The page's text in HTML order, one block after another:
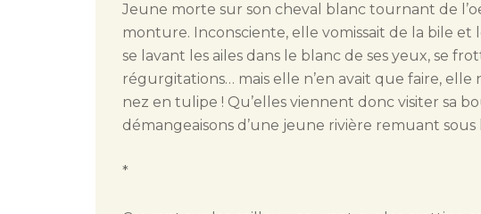
Jeune morte sur son cheval blanc tournant de
monture. Inconsciente, elle vomissait de la bile et
se lavant les ailes dans le blanc de ses yeux, se
régurgitations… mais elle n’en avait que faire,
nez en tulipe ! Qu’elles viennent donc visiter sa
démangeaisons d’une jeune rivière remuant sous
*